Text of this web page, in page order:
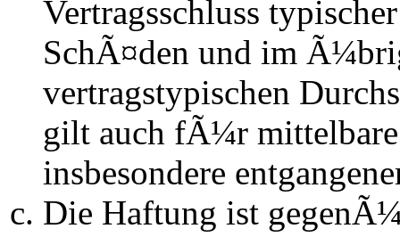
Vertragsschluss
SchÃ¤den und im
vertragstypischen
gilt auch fÃ¼r
insbesondere
Die Haftung ist